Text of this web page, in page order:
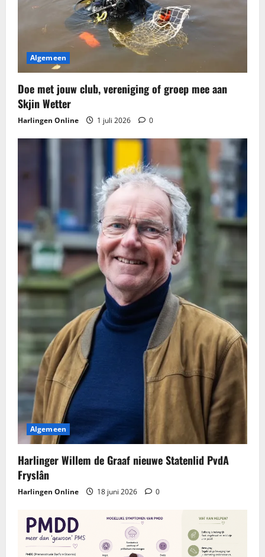
i
a
t
i
Algemeen
Doe met jouw club, vereniging of groep mee aan
Skjin Wetter
Harlingen Online 1 juli 2026 0
Algemeen
Harlinger Willem de Graaf nieuwe Statenlid PvdA
Fryslân
Harlingen Online 18 juni 2026 0